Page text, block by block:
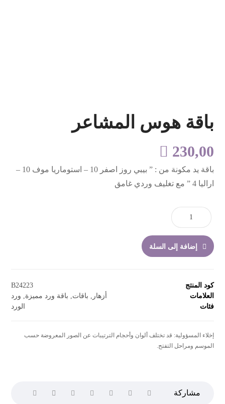
باقة هوس المشاعر
 230,00
باقة يد مكونة من : ” بيبي روز اصفر 10 – استوماريا موف 10 –
اراليا 4 ” مع تغليف وردي غامق
إضافة إلى السلة
كود المنتج
B24223
العلامات
أزهار باقات باقة ورد مميزة
ورد
فئات
الورد
إخلاء المسؤولية: قد تختلف ألوان وأحجام الترتيبات عن الصور المعروضة حسب
الموسم ومراحل التفتح.